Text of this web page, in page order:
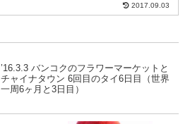
す。クラビからピピ（ピピドーン）島へ
のボート時刻表クラビ...
2017.09.03
’16.3.3 バンコクのフラワーマーケットと
チャイナタウン 6回目のタイ6日目（世界
一周6ヶ月と3日目）